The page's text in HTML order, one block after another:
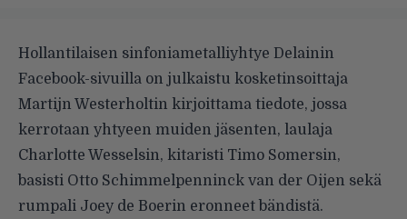
Hollantilaisen sinfoniametalliyhtye Delainin
Facebook-sivuilla on julkaistu kosketinsoittaja
Martijn Westerholtin kirjoittama tiedote, jossa
kerrotaan yhtyeen muiden jäsenten, laulaja
Charlotte Wesselsin, kitaristi Timo Somersin,
basisti Otto Schimmelpenninck van der Oijen sekä
rumpali Joey de Boerin eronneet bändistä.